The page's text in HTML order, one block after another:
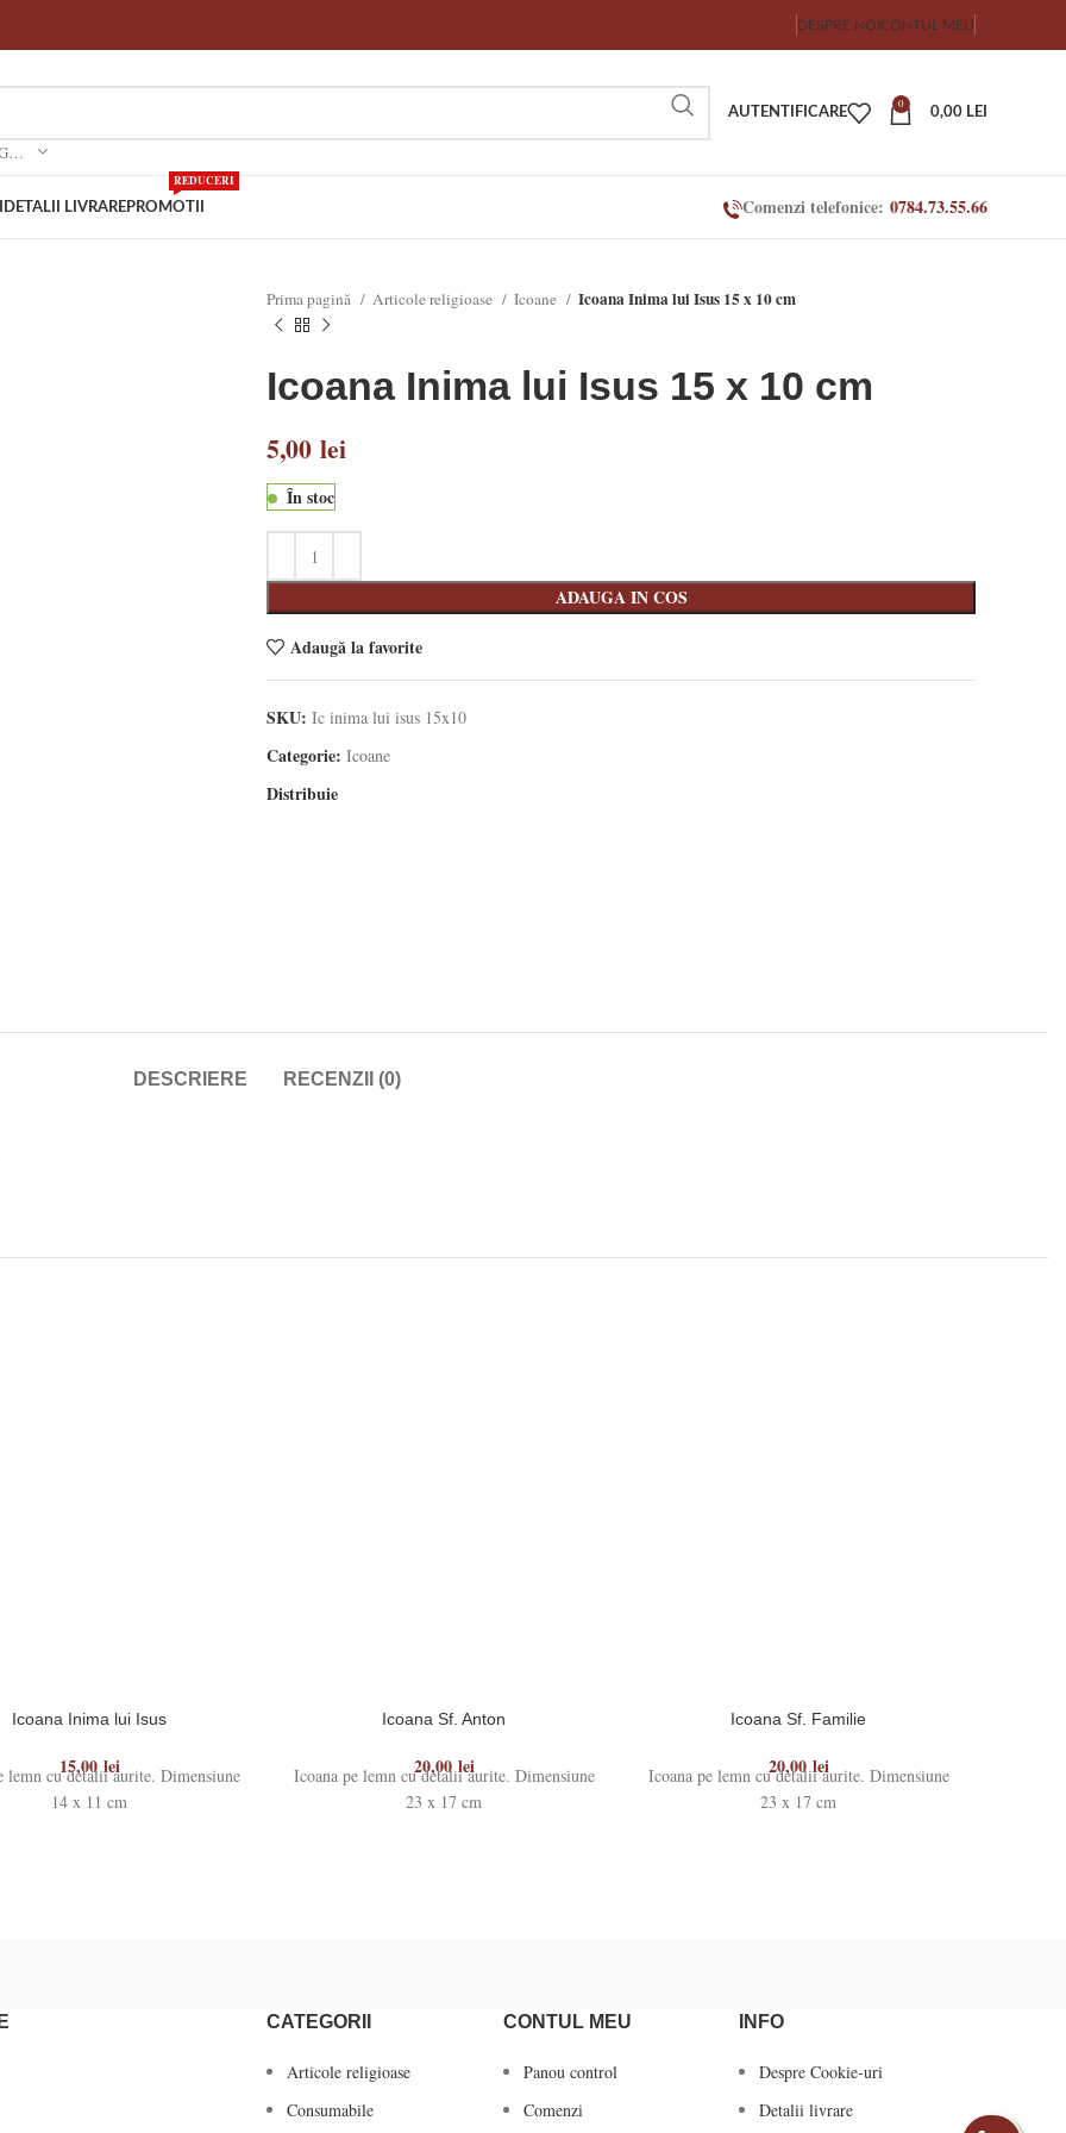
DESPRE NOICONTUL MEU
SELECTEAZA O CATEGORIE
AUTENTIFICARE
0
0,00 LEI
DETALII LIVRAREPROMOTII
REDUCERI
Comenzi telefonice: 0784.73.55.66
Prima pagină Articole religioase Icoane Icoana Inima lui Isus 15 x 10 cm
Icoana Inima lui Isus 15 x 10 cm
5,00 lei
În stoc
ADAUGA IN COS
Adaugă la favorite
SKU: Ic inima lui isus 15x10
Categorie: Icoane
Distribuie
DESCRIERE RECENZII (0)
Icoana Inima lui Isus
15,00lei
lemn cu detalii aurite. Dimensiune
14 x 11 cm
Icoana Sf. Anton
20,00lei
Icoana pe lemn cu detalii aurite. Dimensiune
23 x 17 cm
Icoana Sf. Familie
20,00lei
Icoana pe lemn cu detalii aurite. Dimensiune
23 x 17 cm
CATEGORII
Articole religioase
Consumabile
CONTUL MEU
Panou control
Comenzi
INFO
Despre Cookie-uri
Detalii livrare